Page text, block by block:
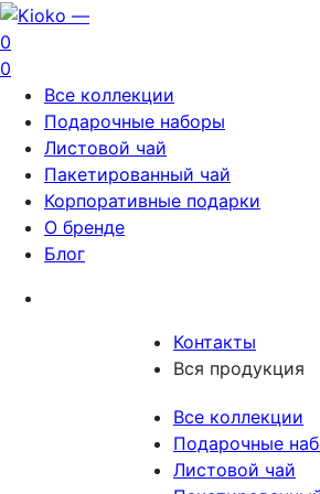
0
0
Все коллекции
Подарочные наборы
Листовой чай
Пакетированный чай
Корпоративные подарки
О бренде
Блог
Контакты
Вся продукция
Все коллекции
Подарочные
Листовой чай